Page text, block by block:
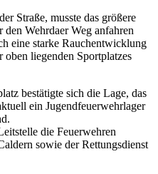
Straße, musste das größere
Wehrdaer Weg anfahren
eine starke Rauchentwicklung
liegenden Sportplatzes
bestätigte sich die Lage, das
ein Jugendfeuerwehrlager
die Feuerwehren
sowie der Rettungsdienst